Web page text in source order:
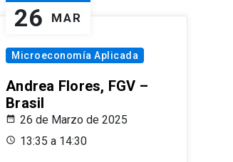
26 MAR
Microeconomía Aplicada
Andrea Flores, FGV –
Brasil
26 de Marzo de 2025
13:35 a 14:30